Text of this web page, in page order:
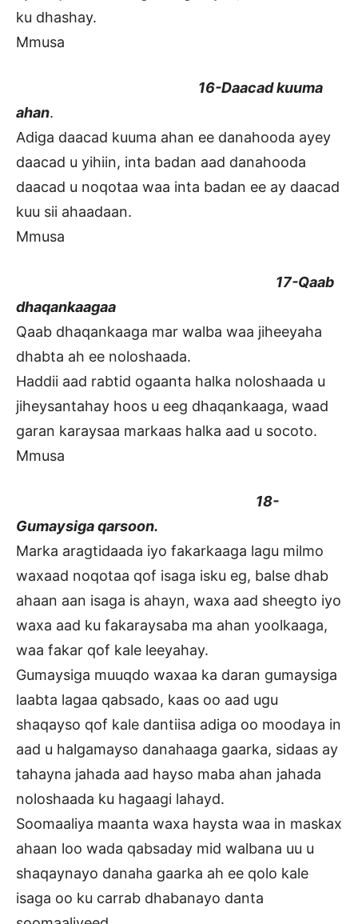
ku dhashay.
Mmusa
16-Daacad kuuma
ahan.
Adiga daacad kuuma ahan ee danahooda ayey
daacad u yihiin, inta badan aad danahooda
daacad u noqotaa waa inta badan ee ay daacad
kuu sii ahaadaan.
Mmusa
17-Qaab
dhaqankaagaa
Qaab dhaqankaaga mar walba waa jiheeyaha
dhabta ah ee noloshaada.
Haddii aad rabtid ogaanta halka noloshaada u
jiheysantahay hoos u eeg dhaqankaaga, waad
garan karaysaa markaas halka aad u socoto.
Mmusa
18-
Gumaysiga qarsoon.
Marka aragtidaada iyo fakarkaaga lagu milmo
waxaad noqotaa qof isaga isku eg, balse dhab
ahaan aan isaga is ahayn, waxa aad sheegto iyo
waxa aad ku fakaraysaba ma ahan yoolkaaga,
waa fakar qof kale leeyahay.
Gumaysiga muuqdo waxaa ka daran gumaysiga
laabta lagaa qabsado, kaas oo aad ugu
shaqayso qof kale dantiisa adiga oo moodaya in
aad u halgamayso danahaaga gaarka, sidaas ay
tahayna jahada aad hayso maba ahan jahada
noloshaada ku hagaagi lahayd.
Soomaaliya maanta waxa haysta waa in maskax
ahaan loo wada qabsaday mid walbana uu u
shaqaynayo danaha gaarka ah ee qolo kale
isaga oo ku carrab dhabanayo danta